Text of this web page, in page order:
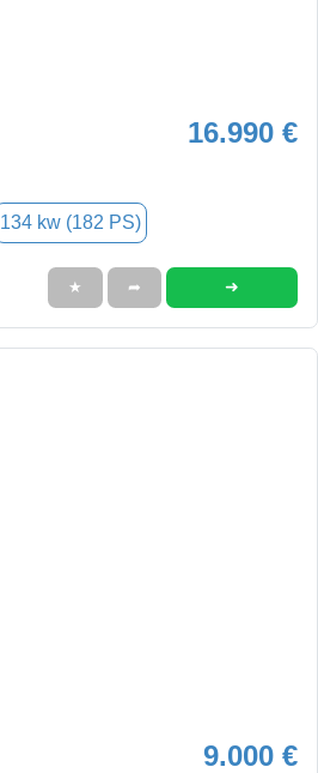
16.990 €
134 kw (182 PS)
★ ➦ ➜
9.000 €